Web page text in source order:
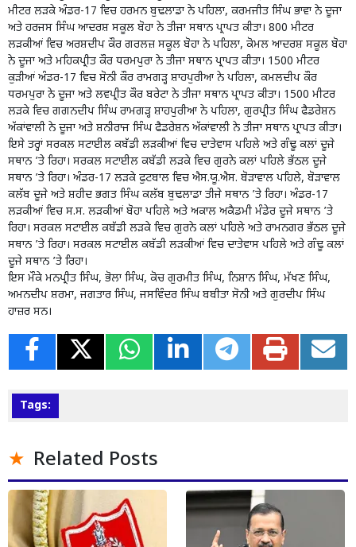
ਮੀਟਰ ਲੜਕੇ ਅੰਡਰ-17 ਵਿਚ ਹਰਮਨ ਬੁਢਲਾਡਾ ਨੇ ਪਹਿਲਾ, ਕਰਮਜੀਤ ਸਿੰਘ ਭਾਵਾ ਨੇ ਦੂਜਾ
ਅਤੇ ਹਰਜਸ ਸਿੰਘ ਆਦਰਸ਼ ਸਕੂਲ ਬੋਹਾ ਨੇ ਤੀਜਾ ਸਥਾਨ ਪ੍ਰਾਪਤ ਕੀਤਾ। 800 ਮੀਟਰ
ਲੜਕੀਆਂ ਵਿਚ ਅਰਸ਼ਦੀਪ ਕੌਰ ਗਰਲਜ਼ ਸਕੂਲ ਬੋਹਾ ਨੇ ਪਹਿਲਾ, ਕੋਮਲ ਆਦਰਸ਼ ਸਕੂਲ ਬੋਹਾ
ਨੇ ਦੂਜਾ ਅਤੇ ਮਹਿਕਪ੍ਰੀਤ ਕੌਰ ਧਰਮਪੁਰਾ ਨੇ ਤੀਜਾ ਸਥਾਨ ਪ੍ਰਾਪਤ ਕੀਤਾ। 1500 ਮੀਟਰ
ਕੁੜੀਆਂ ਅੰਡਰ-17 ਵਿਚ ਸੋਨੀ ਕੌਰ ਰਾਮਗੜ੍ਹ ਸ਼ਾਹਪੁਰੀਆ ਨੇ ਪਹਿਲਾ, ਕਮਲਦੀਪ ਕੌਰ
ਧਰਮਪੁਰਾ ਨੇ ਦੂਜਾ ਅਤੇ ਲਵਪ੍ਰੀਤ ਕੌਰ ਬਰੇਟਾ ਨੇ ਤੀਜਾ ਸਥਾਨ ਪ੍ਰਾਪਤ ਕੀਤਾ। 1500 ਮੀਟਰ
ਲੜਕੇ ਵਿਚ ਗਗਨਦੀਪ ਸਿੰਘ ਰਾਮਗੜ੍ਹ ਸ਼ਾਹਪੁਰੀਆ ਨੇ ਪਹਿਲਾ, ਗੁਰਪ੍ਰੀਤ ਸਿੰਘ ਫੈਡਰੇਸ਼ਨ
ਅੱਕਾਂਵਾਲੀ ਨੇ ਦੂਜਾ ਅਤੇ ਸ਼ਨੀਰਾਜ ਸਿੰਘ ਫੈਡਰੇਸ਼ਨ ਅੱਕਾਂਵਾਲੀ ਨੇ ਤੀਜਾ ਸਥਾਨ ਪ੍ਰਾਪਤ ਕੀਤਾ।
ਇਸੇ ਤਰ੍ਹਾਂ ਸਰਕਲ ਸਟਾਈਲ ਕਬੱਡੀ ਲੜਕੀਆਂ ਵਿਚ ਦਾਤੇਵਾਸ ਪਹਿਲੇ ਅਤੇ ਗੰਢੂ ਕਲਾਂ ਦੂਜੇ
ਸਥਾਨ ’ਤੇ ਰਿਹਾ। ਸਰਕਲ ਸਟਾਈਲ ਕਬੱਡੀ ਲੜਕੇ ਵਿਚ ਗੁਰਨੇ ਕਲਾਂ ਪਹਿਲੇ ਭੱਠਲ ਦੂਜੇ
ਸਥਾਨ ’ਤੇ ਰਿਹਾ। ਅੰਡਰ-17 ਲੜਕੇ ਫੁਟਬਾਲ ਵਿਚ ਐਸ.ਯੂ.ਐਸ. ਬੋੜਾਵਾਲ ਪਹਿਲੇ, ਬੋੜਾਵਾਲ
ਕਲੱਬ ਦੂਜੇ ਅਤੇ ਸ਼ਹੀਦ ਭਗਤ ਸਿੰਘ ਕਲੱਬ ਬੁਢਲਾਡਾ ਤੀਜੇ ਸਥਾਨ ’ਤੇ ਰਿਹਾ। ਅੰਡਰ-17
ਲੜਕੀਆਂ ਵਿਚ ਸ.ਸ. ਲੜਕੀਆਂ ਬੋਹਾ ਪਹਿਲੇ ਅਤੇ ਅਕਾਲ ਅਕੈਡਮੀ ਮੰਡੇਰ ਦੂਜੇ ਸਥਾਨ ’ਤੇ
ਰਿਹਾ। ਸਰਕਲ ਸਟਾਈਲ ਕਬੱਡੀ ਲੜਕੇ ਵਿਚ ਗੁਰਨੇ ਕਲਾਂ ਪਹਿਲੇ ਅਤੇ ਰਾਮਨਗਰ ਭੱਠਲ ਦੂਜੇ
ਸਥਾਨ ’ਤੇ ਰਿਹਾ। ਸਰਕਲ ਸਟਾਈਲ ਕਬੱਡੀ ਲੜਕੀਆਂ ਵਿਚ ਦਾਤੇਵਾਸ ਪਹਿਲੇ ਅਤੇ ਗੰਢੂ ਕਲਾਂ
ਦੂਜੇ ਸਥਾਨ ’ਤੇ ਰਿਹਾ।
ਇਸ ਮੌਕੇ ਮਨਪ੍ਰੀਤ ਸਿੰਘ, ਭੋਲਾ ਸਿੰਘ, ਕੋਚ ਗੁਰਮੀਤ ਸਿੰਘ, ਨਿਸ਼ਾਨ ਸਿੰਘ, ਮੱਖਣ ਸਿੰਘ,
ਅਮਨਦੀਪ ਸ਼ਰਮਾ, ਜਗਤਾਰ ਸਿੰਘ, ਜਸਵਿੰਦਰ ਸਿੰਘ ਬਬੀਤਾ ਸੋਨੀ ਅਤੇ ਗੁਰਦੀਪ ਸਿੰਘ
ਹਾਜ਼ਰ ਸਨ।
Tags:
Related Posts